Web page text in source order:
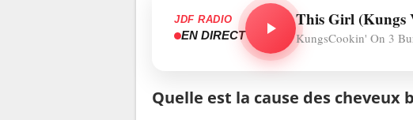
JDF RADIO
EN DIRECT KungsCookin' On 3
Quelle est la cause des cheveux